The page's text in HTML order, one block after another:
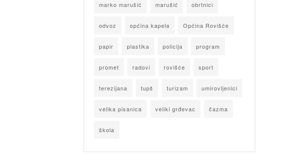
marko marušić marušić obrtnici
odvoz općina kapela Općina Rovišće
papir plastika policija program
promet radovi rovišće sport
terezijana tupš turizam umirovljenici
velika pisanica veliki grđevac čazma
škola